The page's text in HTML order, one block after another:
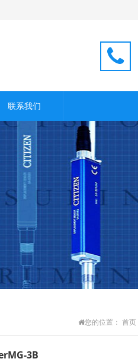
联系我们
您的位置： 首页
3B